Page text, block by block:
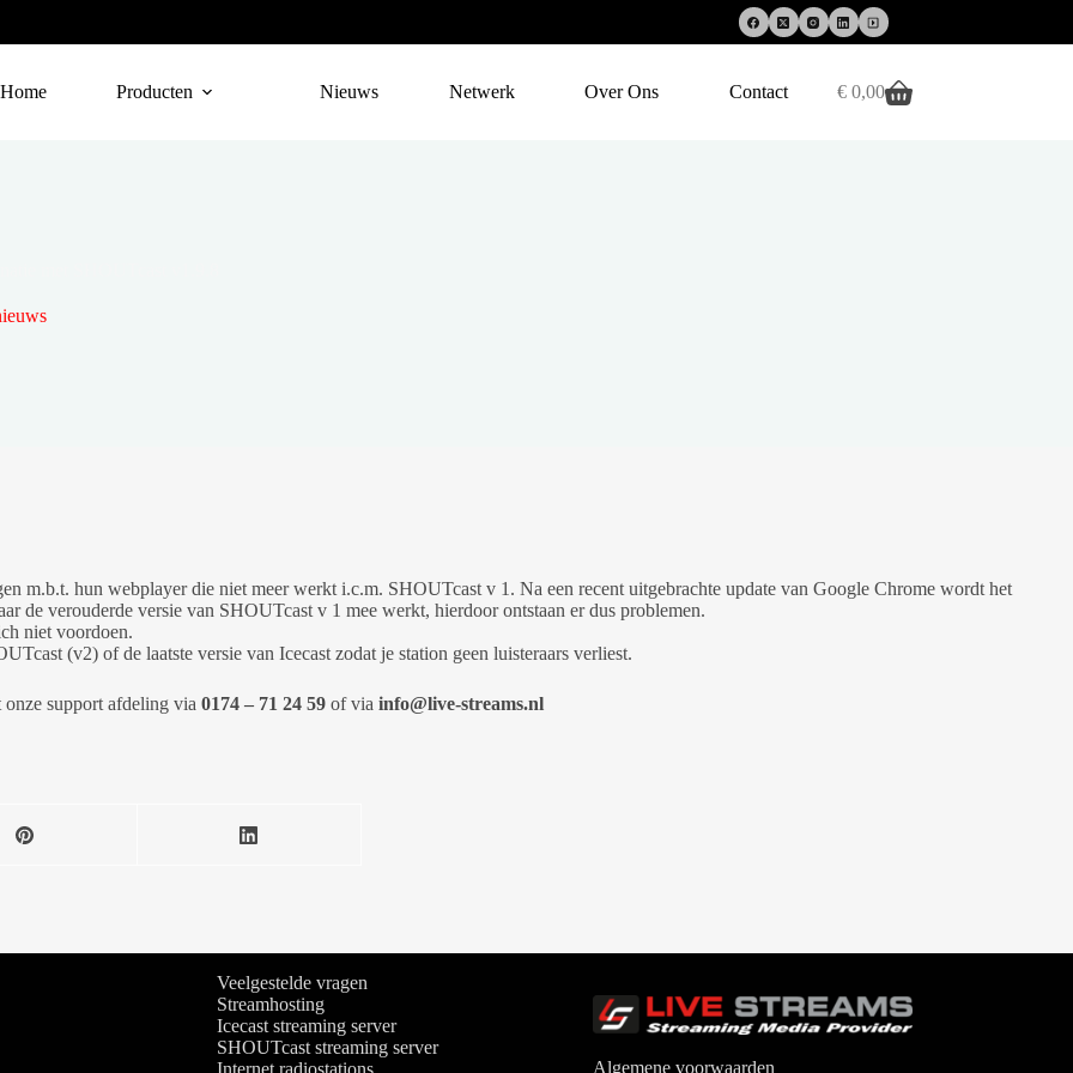
Home
Producten Nieuws Netwerk Over Ons Contact Winkelwagen
€0,00
m.b.t. hun webplayer die niet meer werkt i.c.m. SHOUTcast v 1. Na een recent uitgebrachte update van Google Chrome wordt het
de verouderde versie van SHOUTcast v 1 mee werkt, hierdoor ontstaan er dus problemen.
niet voordoen.
(v2) of de laatste versie van Icecast zodat je station geen luisteraars verliest.
support afdeling via 0174 – 71 24 59 of via info@live-streams.nl
Veelgestelde vragen
Streamhosting
Icecast streaming server
SHOUTcast streaming server
Algemene voorwaarden